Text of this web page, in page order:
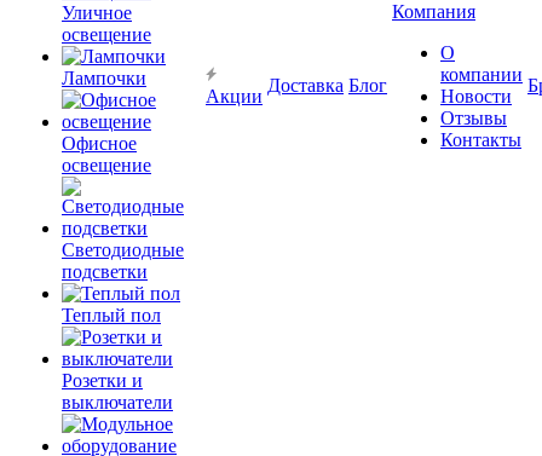
Уличное
освещение
Лампочки
Офисное
освещение
Светодиодные
подсветки
Теплый пол
Розетки и
выключатели
Акции
Доставка Блог
Компания
О
компании
Новости
Отзывы
Контакты